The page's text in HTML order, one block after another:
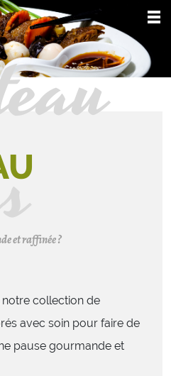
et raffinée ?
collection de
avec soin pour faire de
pause gourmande et